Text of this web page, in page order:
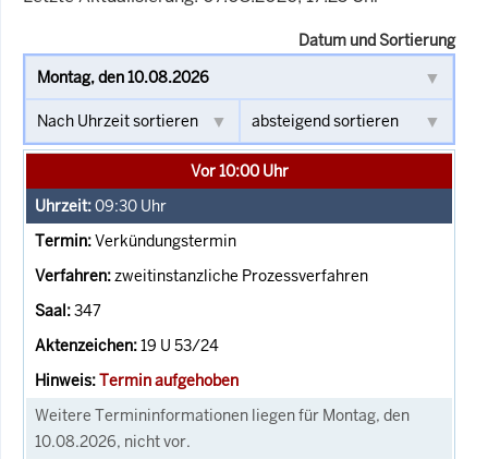
Datum und Sortierung
Vor 10:00 Uhr
09:30 Uhr
Verkündungstermin
zweitinstanzliche Prozessverfahren
347
19 U 53/24
Termin aufgehoben
Weitere Termininformationen liegen für Montag, den
10.08.2026, nicht vor.